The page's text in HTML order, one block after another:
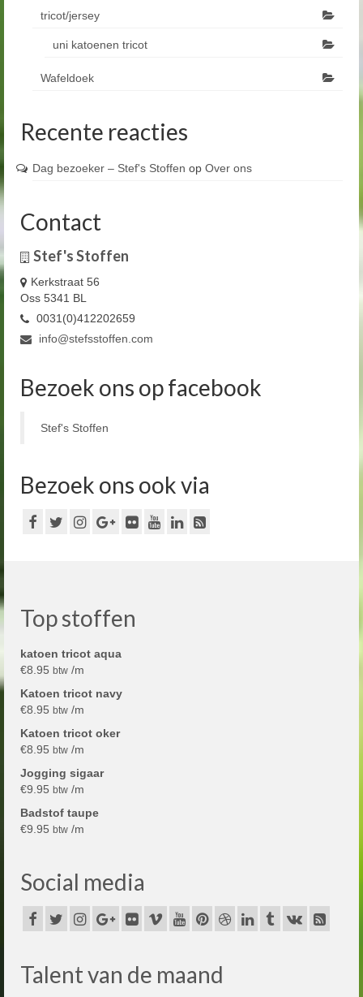
tricot/jersey
uni katoenen tricot
Wafeldoek
Recente reacties
Dag bezoeker – Stef's Stoffen op Over ons
Contact
Stef's Stoffen
Kerkstraat 56
Oss 5341 BL
0031(0)412202659
info@stefsstoffen.com
Bezoek ons op facebook
Stef's Stoffen
Bezoek ons ook via
Top stoffen
katoen tricot aqua
€8.95 btw /m
Katoen tricot navy
€8.95 btw /m
Katoen tricot oker
€8.95 btw /m
Jogging sigaar
€9.95 btw /m
Badstof taupe
€9.95 btw /m
Social media
Talent van de maand